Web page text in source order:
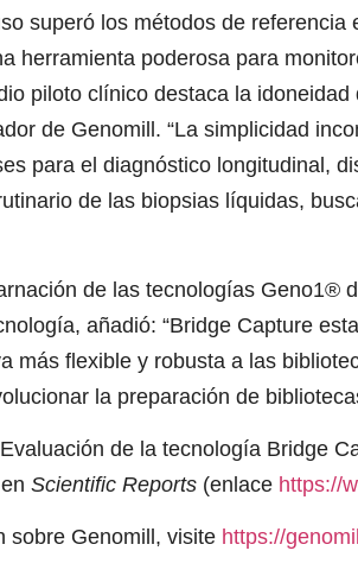
superó los métodos de
herramienta poderosa para
piloto clínico destaca la
de Genomill. “La simplicidad
para el diagnóstico longitudinal,
de las biopsias líquidas,
de las tecnologías Geno1®
añadió: “Bridge Capture
más flexible y robusta a las
la preparación de
de la tecnología Bridge
Scientific Reports (enlace https://
sobre Genomill, visite https://